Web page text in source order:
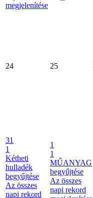
megjelenítése
24 25
31
1
Kétheti
hulladék
begyűjtése
Az összes
napi rekord
1
1
MŰANYAG
begyűjtése
Az összes
napi rekord